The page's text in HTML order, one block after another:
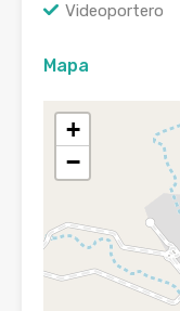
Videoportero
Mapa
+
−